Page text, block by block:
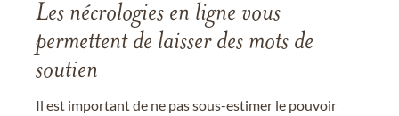
Les nécrologies en ligne vous
permettent de laisser des mots de
soutien
Il est important de ne pas sous-estimer le pouvoir